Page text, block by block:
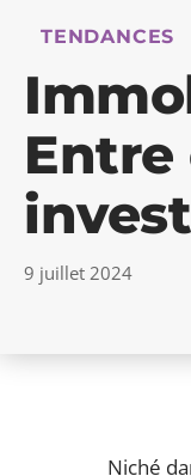
TENDANCES
9 juillet 2024
Niché